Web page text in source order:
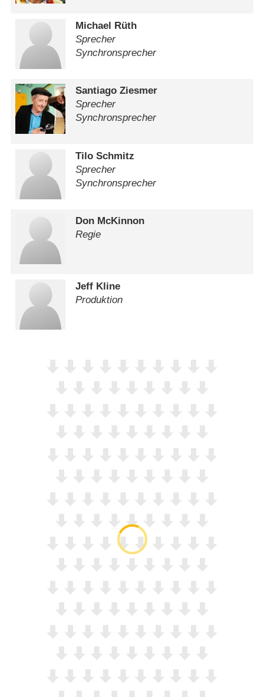
Michael Rüth
Sprecher
Synchronsprecher
Santiago Ziesmer
Sprecher
Synchronsprecher
Tilo Schmitz
Sprecher
Synchronsprecher
Don McKinnon
Regie
Jeff Kline
Produktion